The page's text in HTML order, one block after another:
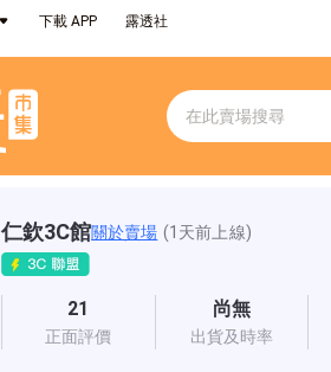
下載 APP 露透社
仁欽3C館關於賣場 (1天前上線)
21
正面評價
尚無
出貨及時率